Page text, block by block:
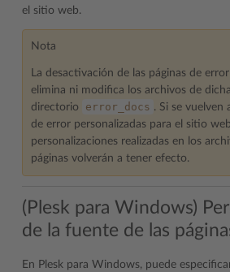
el sitio web.
Nota
La desactivación de las páginas de
elimina ni modifica los archivos de
directorio
error_docs . Si se vuelven
de error personalizadas para el sitio
personalizaciones realizadas en los
páginas volverán a tener efecto.
(Plesk para Windows)
de la fuente de las
En Plesk para Windows, puede